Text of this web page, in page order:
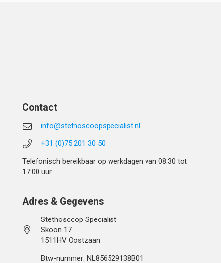
Contact
info@stethoscoopspecialist.nl
+31 (0)75 201 30 50
Telefonisch bereikbaar op werkdagen van 08:30 tot
17:00 uur.
Adres & Gegevens
Stethoscoop Specialist
Skoon 17
1511HV Oostzaan
Btw-nummer: NL856529138B01